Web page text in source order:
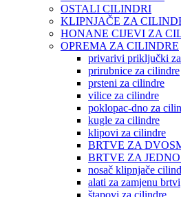
OSTALI CILINDRI
KLIPNJAČE ZA
HONANE CIJEVI ZA
OPREMA ZA CILINDRE
privarivi priključki
prirubnice za cilindre
prsteni za cilindre
vilice za cilindre
poklopac-dno za
kugle za cilindre
klipovi za cilindre
BRTVE ZA
BRTVE ZA
nosač klipnjače
alati za zamjenu brtvi
štapovi za cilindre